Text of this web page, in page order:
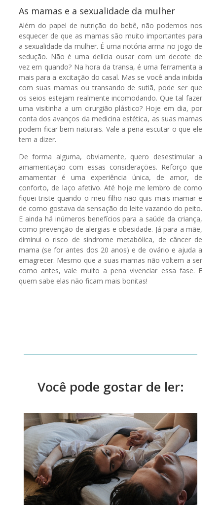
As mamas e a sexualidade da mulher
Além do papel de nutrição do bebê, não podemos nos
esquecer de que as mamas são muito importantes para
a sexualidade da mulher. É uma notória arma no jogo de
sedução. Não é uma delícia ousar com um decote de
vez em quando? Na hora da transa, é uma ferramenta a
mais para a excitação do casal. Mas se você anda inibida
com suas mamas ou transando de sutiã, pode ser que
os seios estejam realmente incomodando. Que tal fazer
uma visitinha a um cirurgião plástico? Hoje em dia, por
conta dos avanços da medicina estética, as suas mamas
podem ficar bem naturais. Vale a pena escutar o que ele
tem a dizer.
De forma alguma, obviamente, quero desestimular a
amamentação com essas considerações. Reforço que
amamentar é uma experiência única, de amor, de
conforto, de laço afetivo. Até hoje me lembro de como
fiquei triste quando o meu filho não quis mais mamar e
de como gostava da sensação do leite vazando do peito.
E ainda há inúmeros benefícios para a saúde da criança,
como prevenção de alergias e obesidade. Já para a mãe,
diminui o risco de síndrome metabólica, de câncer de
mama (se for antes dos 20 anos) e de ovário e ajuda a
emagrecer. Mesmo que a suas mamas não voltem a ser
como antes, vale muito a pena vivenciar essa fase. E
quem sabe elas não ficam mais bonitas!
Você pode gostar de ler: